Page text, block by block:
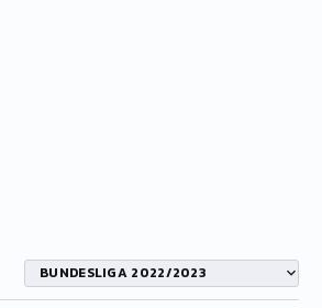
BUNDESLIGA 2022/2023